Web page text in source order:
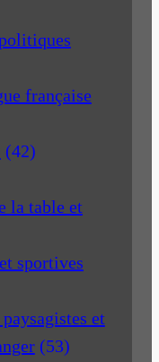
française
(42)
la table et
sportives
et
(53)